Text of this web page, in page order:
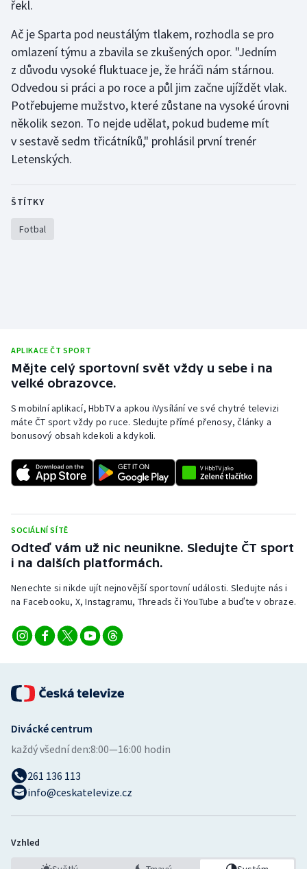
Vodní slalom
Volejbal
Ostatní
řekl.
Ač je Sparta pod neustálým tlakem, rozhodla se pro
omlazení týmu a zbavila se zkušených opor. "Jedním
z důvodu vysoké fluktuace je, že hráči nám stárnou.
Odvedou si práci a po roce a půl jim začne ujíždět vlak.
Potřebujeme mužstvo, které zůstane na vysoké úrovni
několik sezon. To nejde udělat, pokud budeme mít
v sestavě sedm třicátníků," prohlásil první trenér
Letenských.
ŠTÍTKY
Fotbal
APLIKACE ČT SPORT
Mějte celý sportovní svět vždy u sebe i na
velké obrazovce.
S mobilní aplikací, HbbTV a apkou iVysílání ve své chytré televizi
máte ČT sport vždy po ruce. Sledujte přímé přenosy, články a
bonusový obsah kdekoli a kdykoli.
SOCIÁLNÍ SÍTĚ
Odteď vám už nic neunikne. Sledujte ČT sport
i na dalších platformách.
Nenechte si nikde ujít nejnovější sportovní události. Sledujte nás i
na Facebooku, X, Instagramu, Threads či YouTube a buďte v obraze.
Divácké centrum
každý všední den:8:00—16:00 hodin
261 136 113
info@ceskatelevize.cz
Vzhled